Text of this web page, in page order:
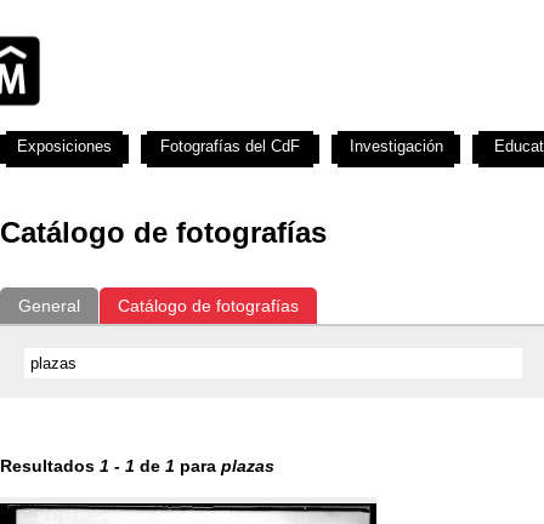
Catálogo de fotografías
General Catálogo de fotografías
Resultados 1 - 1 de 1 para plazas
Exposiciones Fotografías del CdF Investigación